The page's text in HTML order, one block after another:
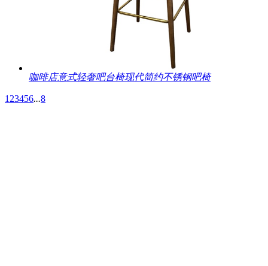
咖啡店意式轻奢吧台椅现代简约不锈钢吧椅
123456...8